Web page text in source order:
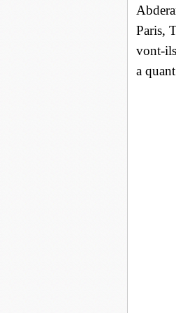
Paris,
vont-
a